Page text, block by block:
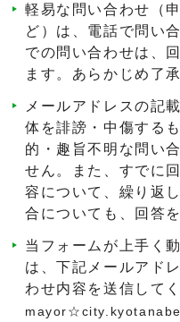
軽易な問い合わせ（
ど）は、電話で問い
での問い合わせは、
ます。あらかじめ了
メールアドレスの記
体を誹謗・中傷する
的・趣旨不明な問い
せん。また、すでに
容について、繰り返
合についても、回答
当フォームが上手く
は、下記メールアド
わせ内容を送信して